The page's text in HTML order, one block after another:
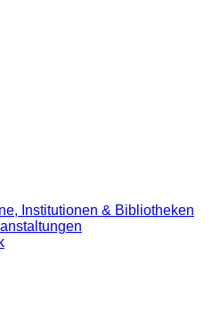
Institutionen & Bibliotheken